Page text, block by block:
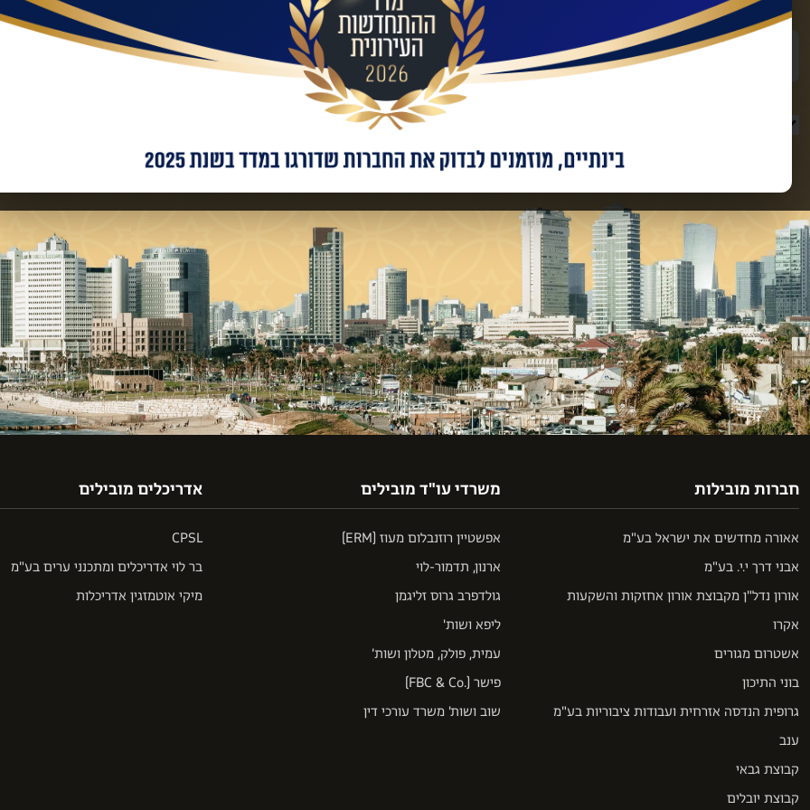
טלפון אימייל
חברות מובילות
אאורה מחדשים את ישראל בע"מ
אבני דרך י.י. בע"מ
אורון נדל"ן מקבוצת אורון אחזקות והשקעות
אקרו
אשטרום מגורים
בוני התיכון
גרופית הנדסה אזרחית ועבודות ציבוריות בע"מ
ענב
קבוצת גבאי
קבוצת יובלים
משרדי עו"ד מובילים
אפשטיין רוזנבלום מעוז (ERM)
ארנון, תדמור-לוי
גולדפרב גרוס זליגמן
ליפא ושות'
עמית, פולק, מטלון ושות’
פישר (.FBC & Co)
שוב ושות' משרד עורכי דין
אדריכלים מובילים
CPSL
בר לוי אדריכלים ומתכנני ערים בע"מ
מיקי אוטמזגין אדריכלות